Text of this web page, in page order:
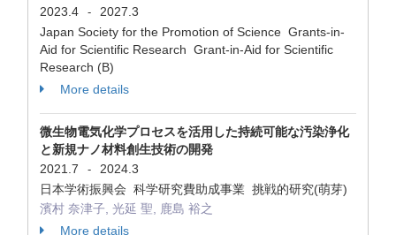
2023.4
-
2027.3
Japan Society for the Promotion of Science Grants-in-
Aid for Scientific Research Grant-in-Aid for Scientific
Research (B)
More details
微生物電気化学プロセスを活用した持続可能な汚染浄化
と新規ナノ材料創生技術の開発
2021.7
-
2024.3
日本学術振興会 科学研究費助成事業 挑戦的研究(萌芽)
濱村 奈津子, 光延 聖, 鹿島 裕之
More details